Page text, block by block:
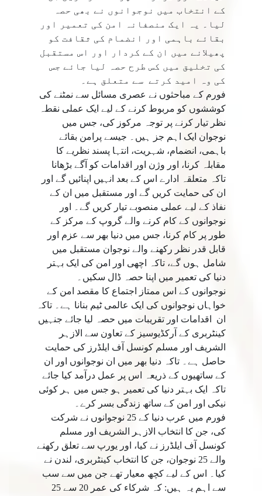
کے انتخاب میں نوجوانوں نے بھی حصہ
لیا۔ یہ ایک منصفانہ امن کی تعمیر اور
بقائے باہمی اور انضمام کی ثقافت کو
پھیلانے میں ان کے کردار اور اس مستقبل
کی تخلیق میں کس طرح حصہ لیا جائے جس
کی وہ امید کرتے سے متعلق ہے۔
فورم کے مباحثوں نے عصری مسائل سے نمٹنے کی
کوششوں کو مربوط کرنے کے لیے ایک عملی نقطہ
نظر تیار کرنے پر توجہ مرکوز کی، جس میں
نوجوان ایک اہم جز ہیں۔ جیسے پرامن بقائے
باہمی، انضمام، شہریت، انتہا پسند نظریے کا
مقابلہ کرنا، اور وژن اور اقدامات کو آگے بڑھانا
تاکہ متعلقہ ادارے اس کے بعد انہیں اپنائیں گے اور
ان کی حمایت کریں گے اور مستقبل میں ان کے
نفاذ کے لیے عملی منصوبے تیار کریں گے۔ اور
نوجوانوں کے کام کرنے والے گروپ کے مرکز کے
طور پر کام کرنا، جس میں دنیا بھر سے عزم اور
قابل قدر نظر رکھنے والے نوجوان مستقبل میں
شامل ہوں گے، تاکہ اچھی اور امن کی ایک بہتر
دنیا کی تعمیر میں اپنا حصہ ڈال سکیں۔
نوجوانوں کے اس ممتاز اجتماع کا مقصد امن کے
خواہاں نوجوانوں کی ایک عالمی ٹیم بنانا ہے۔ تاکہ
ان اقدامات اور تقریبات میں حصہ لیا جائے جنہیں
کینٹربری کے آرکڈیوسیز کے تعاون سے الازہر
الشریف اور مسلم کونسل آف ایلڈرز کی حمایت
حاصل ہے۔ تاکہ دنیا بھر میں ان نوجوانوں اور ان
کے ساتھیوں کے ذریعہ اس پر عمل درآمد کیا جائے
تاکہ ایک بہتر دنیا کی تعمیر ہو جس میں ہر کوئی
نیکی اور امن کے ساتھ زندگی بسر کرے۔
فورم میں عرب دنیا کے 25 نوجوانوں نے شرکت
کی، جن کا انتخاب الازہر الشریف اور مسلم
کونسل آف ایلڈرز نے کیا، اور یورپ سے تعلق رکھنے
والے 25 نوجوان، جن کا انتخاب کینٹربری، لندن نے
کیا۔ اس کے لیے کچھ معیار تھے جن میں سے سب
سے اہم یہ ہیں: کہ شرکاء کی عمر 20 سے 25